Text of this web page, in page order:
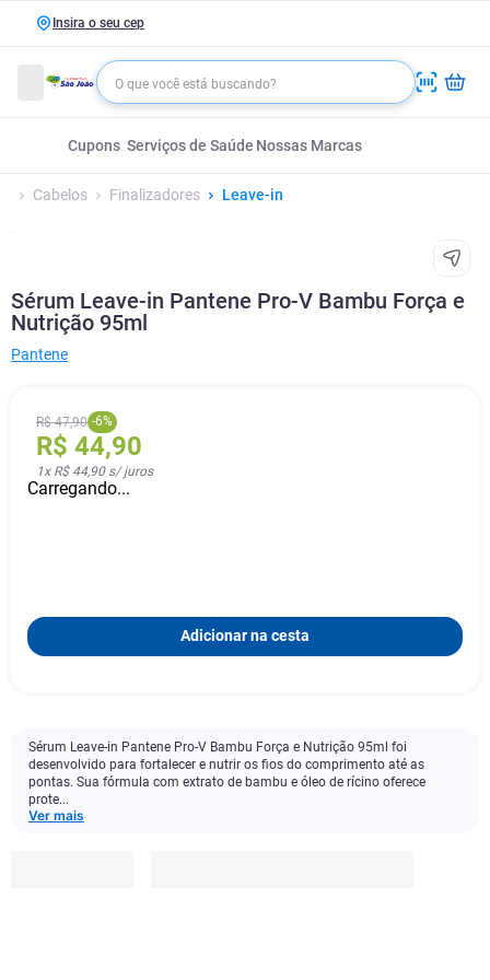
Insira o seu cep
Cupons Serviços de Saúde Nossas Marcas
Cabelos Finalizadores Leave-in
Sérum Leave-in Pantene Pro-V Bambu Força e
Nutrição 95ml
Pantene
R$ 47,90 -6%
R$ 44,90
1x R$ 44,90s/ juros
Carregando...
Adicionar na cesta
Sérum Leave-in Pantene Pro-V Bambu Força e Nutrição 95ml foi
desenvolvido para fortalecer e nutrir os fios do comprimento até as
pontas. Sua fórmula com extrato de bambu e óleo de rícino oferece
prote...
Ver mais